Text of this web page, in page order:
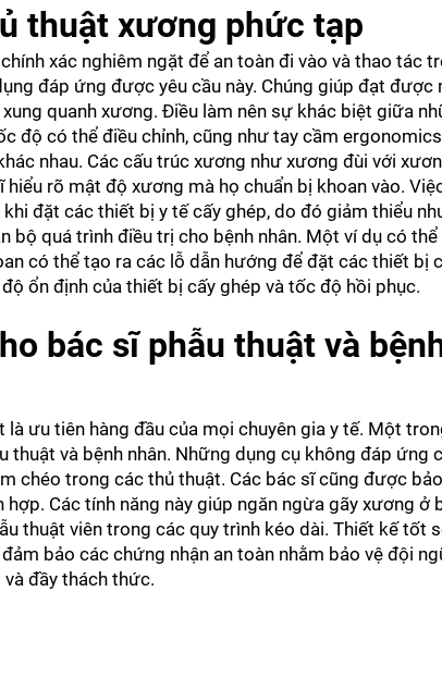
thuật xương phức tạp
xác nghiêm ngặt để an toàn đi vào và thao tác
đáp ứng được yêu cầu này. Chúng giúp đạt được
quanh xương. Điều làm nên sự khác biệt giữa
độ có thể điều chỉnh, cũng như tay cầm
nhau. Các cấu trúc xương như xương đùi với
rõ mật độ xương mà họ chuẩn bị khoan vào.
đặt các thiết bị y tế cấy ghép, do đó giảm thiểu
quá trình điều trị cho bệnh nhân. Một ví dụ có
có thể tạo ra các lỗ dẫn hướng để đặt các thiết bị
ổn định của thiết bị cấy ghép và tốc độ hồi phục.
bác sĩ phẫu thuật và
ưu tiên hàng đầu của mọi chuyên gia y tế. Một
thuật và bệnh nhân. Những dụng cụ không đáp ứng
chéo trong các thủ thuật. Các bác sĩ cũng được
Các tính năng này giúp ngăn ngừa gãy xương ở
thuật viên trong các quy trình kéo dài. Thiết kế tốt
bảo các chứng nhận an toàn nhằm bảo vệ đội
đầy thách thức.